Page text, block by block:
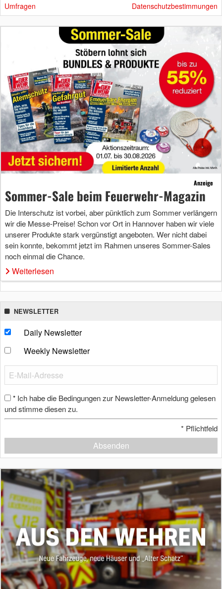
Umfragen Datenschutzbestimmungen
Anzeige
Sommer-Sale beim Feuerwehr-Magazin
Die Interschutz ist vorbei, aber pünktlich zum Sommer verlängern
wir die Messe-Preise! Schon vor Ort in Hannover haben wir viele
unserer Produkte stark vergünstigt angeboten. Wer nicht dabei
sein konnte, bekommt jetzt im Rahmen unseres Sommer-Sales
noch einmal die Chance.
Weiterlesen
NEWSLETTER
Daily Newsletter
Weekly Newsletter
* Ich habe die Bedingungen zur Newsletter-Anmeldung gelesen
und stimme diesen zu.
* Pflichtfeld
Absenden